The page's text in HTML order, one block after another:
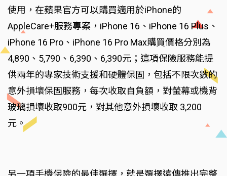
使用，在蘋果官方可以購買適用於iPhone的
AppleCare+服務專案，iPhone 16、iPhone 16 Plus、
iPhone 16 Pro、iPhone 16 Pro Max購買價格分別為
4,890、5,790、6,390、6,390元；這項保險服務能提
供兩年的專家技術支援和硬體保固，包括不限次數的
意外損壞保固服務，每次收取自負額，對螢幕或機背
玻璃損壞收取900元，對其他意外損壞收取 3,200
元。
另一項手機保險的最佳選擇，就是選擇遠傳推出完整